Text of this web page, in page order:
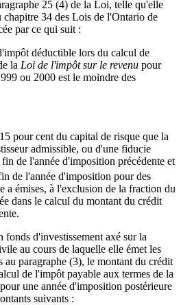
25 (4) de la Loi, telle qu'elle
chapitre 34 des Lois de l'Ontario de
par ce qui suit :
déductible lors du calcul de
la Loi de l'impôt sur le revenu pour
ou 2000 est le moindre des
cent du capital de risque que la
admissible, ou d'une fiducie
de l'année d'imposition précédente et
de l'année d'imposition pour des
a émises, à l'exclusion de la fraction du
dans le calcul du montant du crédit
d'investissement axé sur la
au cours de laquelle elle émet les
au paragraphe (3), le montant du crédit
de l'impôt payable aux termes de la
pour une année d'imposition postérieure
suivants :